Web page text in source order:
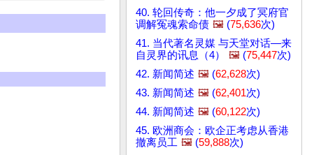
40. 轮回传奇：他一夕成了冥府官
调解冤魂索命债 🖼️ (75,636次)
41. 当代著名灵媒 与天堂对话—来
自灵界的讯息（4）
🖼️ (75,447次)
42. 新闻简述 🖼️ (62,628次)
43. 新闻简述 🖼️ (62,401次)
44. 新闻简述 🖼️ (60,122次)
45. 欧洲商会：欧企正考虑从香港
撤离员工 🖼️ (59,888次)